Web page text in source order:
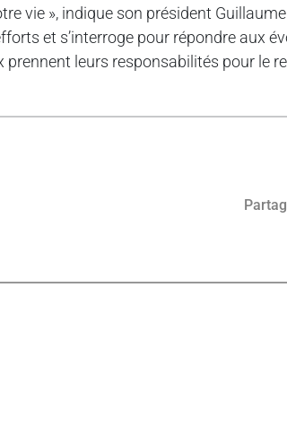
vie », indique son président
et s’interroge pour répondre aux
leurs responsabilités pour le